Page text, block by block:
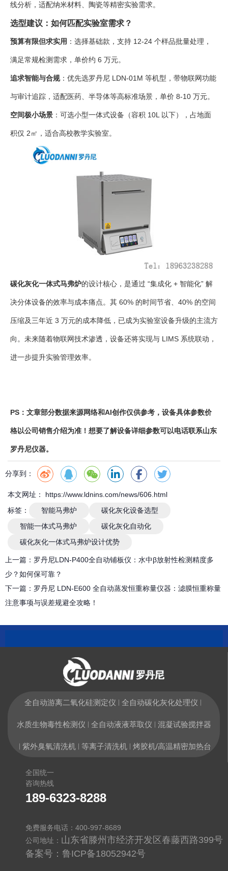
线分析，适配纳米材料、陶瓷等精密实验需求。
选型建议：如何匹配实验室需求？
预算有限但求实用 ：选择基础款，支持 12-24 个样品批量处理，
满足常规检测需求，单价约 6 万元。
追求智能与合规：优先选罗丹尼 LDN-01M 等机型，带物联网功能
与审计追踪，适配医药、半导体等高标准场景，单价 8-10 万元。
空间极小场景 ：可选小型一体式设备（容积 10L 以下），占地面
积仅 2㎡，适合高校教学实验室。
碳化灰化一体式马弗炉的设计核心，是通过 “集成化 + 智能化” 解
决分体设备的效率与成本痛点。其 60% 的时间节省、40% 的空间
压缩及三年近 3 万元的成本降低，已成为实验室设备升级的主流方
向。未来随着物联网技术渗透，设备还将实现与 LIMS 系统联动，
进一步提升实验管理效率。
PS：文章部分数据来源网络和AI创作仅供参考，设备具体参数价
格以公司销售介绍为准！想要了解设备详细参数可以电话联系山东
罗丹尼仪器。
分享到：
本文网址： https://www.ldnins.com/news/606.html
标签：
智能马弗炉
碳化灰化设备选型
智能一体式马弗炉
碳化灰化自动化
碳化灰化一体式马弗炉设计优势
上一篇： 罗丹尼LDN-P400全自动铺板仪：水中β放射性检测精度多
少？如何保可靠？
下一篇： 罗丹尼 LDN-E600 全自动蒸发恒重称量仪器：滤膜恒重称量
注意事项与误差规避全攻略！
全自动游离二氧化硅测定仪 | 全自动碳化灰化处理仪 |
水质生物毒性检测仪 | 全自动液液萃取仪 | 混凝试验搅拌器
| 紫外臭氧清洗机 | 等离子清洗机 | 烤胶机/高温精密加热台
全国统一
咨询热线
189-6323-8288
免费服务电话：400-997-8689
公司地址： 山东省滕州市经济开发区春藤西路399号
备案号： 鲁ICP备18052942号